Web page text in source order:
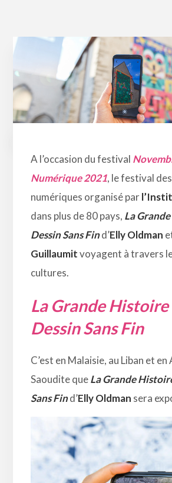
A l’occasion du festival
Numérique 2021, le festival
numériques organisé par
dans plus de 80 pays, La
Dessin Sans Find’Elly Oldman
Guillaumitvoyagent à travers
cultures.
La Grande Histoire
Dessin Sans Fin
C’est en Malaisie, au Liban et en
Saoudite queLa Grande
Sans Find’Elly Oldman sera